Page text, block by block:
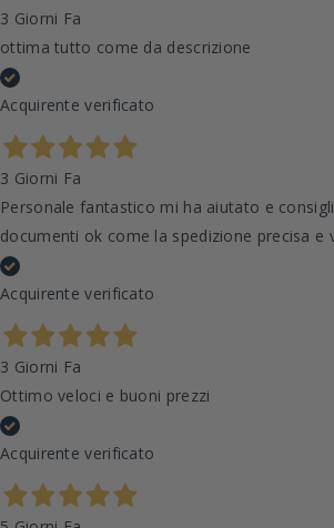
3 Giorni Fa
ottima tutto come da descrizione
Acquirente verificato
3 Giorni Fa
Personale fantastico mi ha aiutato e
documenti ok come la spedizione precisa e
Acquirente verificato
3 Giorni Fa
Ottimo veloci e buoni prezzi
Acquirente verificato